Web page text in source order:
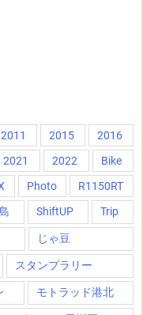
2011 2015
2016
2021 2022
Bike
Photo
R1150RT
ShiftUP Trip
じゃ豆
スタンプラリー
モトラッド港北